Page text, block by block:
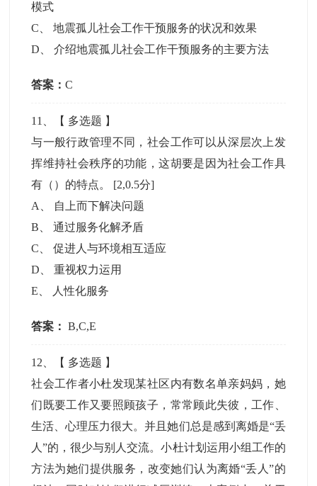
模式
C 、地震孤儿社会工作干预服务的状况和效果
D 、介绍地震孤儿社会工作干预服务的主要方法
答案：C
11 、【 多选题 】
与一般行政管理不同，社会工作可以从深层次上发
挥维持社会秩序的功能，这胡要是因为社会工作具
有（）的特点。 [2,0.5分]
A
自上而下解决问题
B 、通过服务化解矛盾
C 、促进人与环境相互适应
D 、重视权力运用
E
人性化服务
答案： B,C,E
12 、【 多选题 】
社会工作者小杜发现某社区内有数名单亲妈妈，她
们既要工作又要照顾孩子，常常顾此失彼，工作、
生活、心理压力很大。并且她们总是感到离婚是“丢
人”的，很少与别人交流。小杜计划运用小组工作的
方法为她们提供服务，改变她们认为离婚“丢人”的